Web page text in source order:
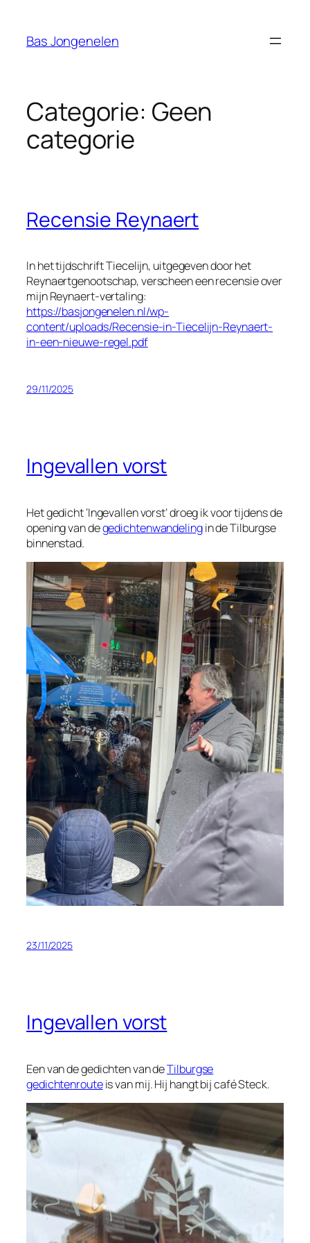
Bas Jongenelen
Categorie: Geen
categorie
Recensie Reynaert
In het tijdschriftTiecelijn, uitgegeven door het
Reynaertgenootschap, verscheen een recensie over
mijn Reynaert-vertaling:
https://basjongenelen.nl/wp-
content/uploads/Recensie-in-Tiecelijn-Reynaert-
in-een-nieuwe-regel.pdf
29/11/2025
Ingevallen vorst
Het gedicht ‘Ingevallen vorst’ droeg ik voor tijdens de
opening van degedichtenwandelingin de Tilburgse
binnenstad.
23/11/2025
Ingevallen vorst
Een van de gedichten van deTilburgse
gedichtenrouteis van mij. Hij hangt bij café Steck.